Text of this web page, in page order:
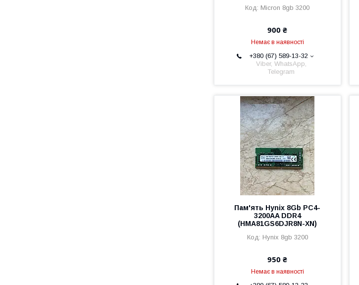
Micron 8gb 3200
900 ₴
Немає в наявності
+380 (67) 589-13-32
Viber, WhatsApp,
Telegram
Пам'ять Hynix 8Gb PC4-
3200AA DDR4
(HMA81GS6DJR8N-XN)
Hynix 8gb 3200
950 ₴
Немає в наявності